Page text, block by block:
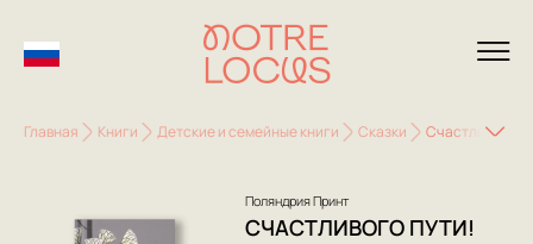
Главная Книги Детские и семейные книги Сказки Счастливого
Поляндрия Принт
СЧАСТЛИВОГО ПУТИ!